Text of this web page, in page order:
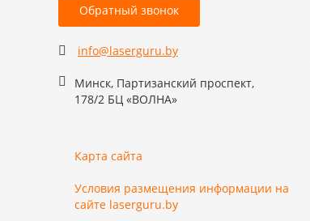
Обратный звонок
info@laserguru.by
Минск, Партизанский проспект,
178/2 БЦ «ВОЛНА»
Карта сайта
Условия размещения информации на
сайте laserguru.by